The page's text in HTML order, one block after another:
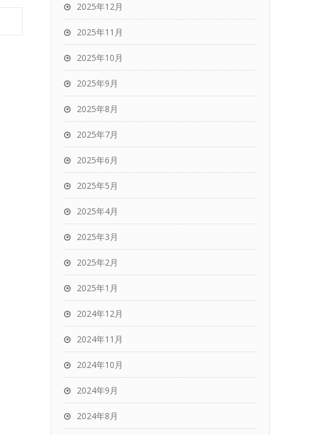
2025年12月
2025年11月
2025年10月
2025年9月
2025年8月
2025年7月
2025年6月
2025年5月
2025年4月
2025年3月
2025年2月
2025年1月
2024年12月
2024年11月
2024年10月
2024年9月
2024年8月